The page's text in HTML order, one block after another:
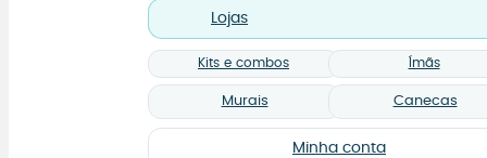
Lojas
Kits e combos Ímãs
Murais Canecas
Minha conta